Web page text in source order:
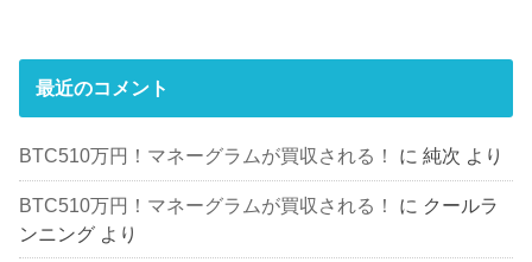
最近のコメント
BTC510万円！マネーグラムが買収される！ に純次 より
BTC510万円！マネーグラムが買収される！ に クールラ
ンニング より